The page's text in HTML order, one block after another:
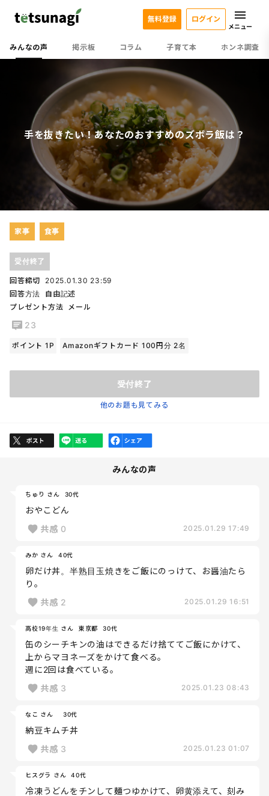
みんなの声 掲示板 コラム 子育て本 ホンネ調査
無料登録 ログイン
メニュー
手を抜きたい！あなたのおすすめのズボラ飯は？
家事 食事
受付終了
回答締切
2025.01.30 23:59
回答方法
自由記述
プレゼント方法
メール
23
ポイント 1P Amazonギフトカード 100円分 2名
受付終了
他のお題も見てみる
みんなの声
ちゅり さん 30代
おやこどん
共感 0 2025.01.29 17:49
みか さん 40代
卵だけ丼。半熟目玉焼きをご飯にのっけて、お醤油たら
り。
共感 2 2025.01.29 16:51
高校19年生 さん 東京都 30代
缶のシーチキンの油はできるだけ捨ててご飯にかけて、
上からマヨネーズをかけて食べる。
週に2回は食べている。
共感 3 2025.01.23 08:43
なこ さん 30代
納豆キムチ丼
共感 3 2025.01.23 01:07
ヒスグラ さん 40代
冷凍うどんをチンして麺つゆかけて、卵黄添えて、刻み